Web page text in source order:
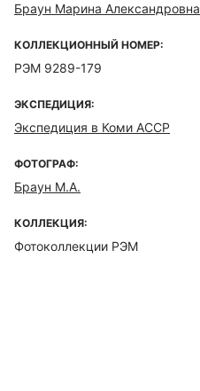
Браун Марина Александровна
КОЛЛЕКЦИОННЫЙ НОМЕР:
РЭМ 9289-179
ЭКСПЕДИЦИЯ:
Экспедиция в Коми АССР
ФОТОГРАФ:
Браун М.А.
КОЛЛЕКЦИЯ:
Фотоколлекции РЭМ